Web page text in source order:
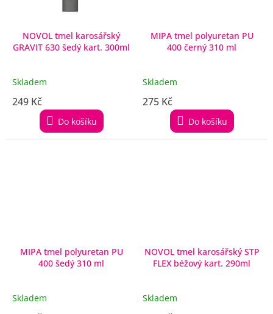
NOVOL tmel karosářský
GRAVIT 630 šedý kart. 300ml
Skladem
249 Kč
Do košíku
MIPA tmel polyuretan PU
400 černý 310 ml
Skladem
275 Kč
Do košíku
MIPA tmel polyuretan PU
400 šedý 310 ml
Skladem
NOVOL tmel karosářský STP
FLEX béžový kart. 290ml
Skladem